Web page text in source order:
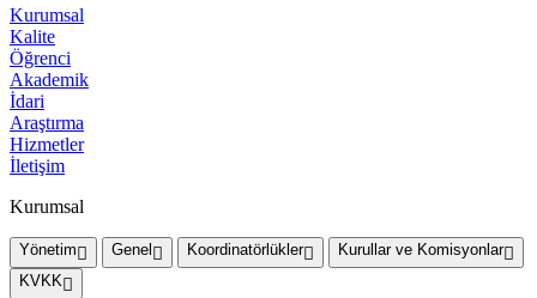
Kurumsal
Kalite
Öğrenci
Akademik
İdari
Araştırma
Hizmetler
İletişim
Kurumsal
Yönetim Genel Koordinatörlükler
Kurullar ve Komisyonlar
KVKK